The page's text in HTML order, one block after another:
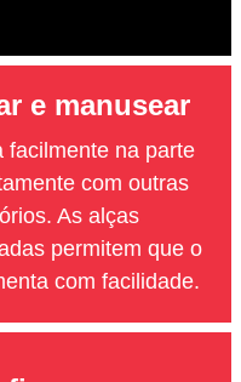
e manusear
facilmente na parte
com outras
As alças
permitem que o
com facilidade.